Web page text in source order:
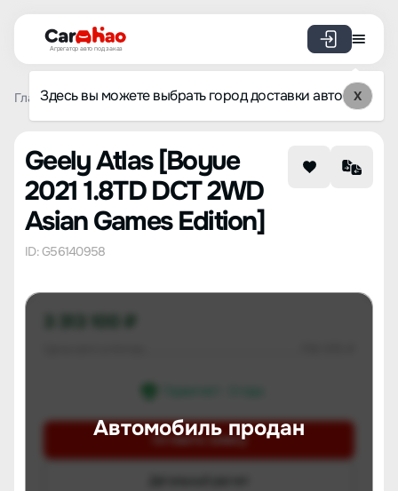
Агрегатор авто под заказ
Здесь вы можете выбрать город доставки авто X
Главная Список брендов Geely Atlas Boyue 2021
Geely Atlas [Boyue
2021 1.8TD DCT 2WD
Asian Games Edition]
ID: G56140958
Автомобиль продан
Оставить заявку